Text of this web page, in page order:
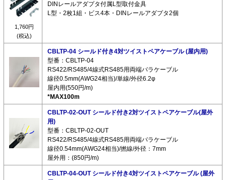
1,760円
(税込)
DINレールアダプタ付属L型取付金具
L型・2枚1組・ビス4本・DINレールアダプタ2個
CBLTP-04 シールド付き4対ツイストペアケーブル (屋内用)
型番：CBLTP-04
RS422/RS485/4線式RS485用両端バラケーブル
線径0.5mm(AWG24相当)/単線/外径6.2φ
屋内用(550円/m)
*MAX100m
CBLTP-02-OUT シールド付き2対ツイストペアケーブル(屋外
用)
型番：CBLTP-02-OUT
RS422/RS485/4線式RS485用両端バラケーブル
線径0.54mm(AWG24相当)/撚線/外径：7mm
屋外用：(850円/m)
CBLTP-04-OUT シールド付き4対ツイストペアケーブル (屋外